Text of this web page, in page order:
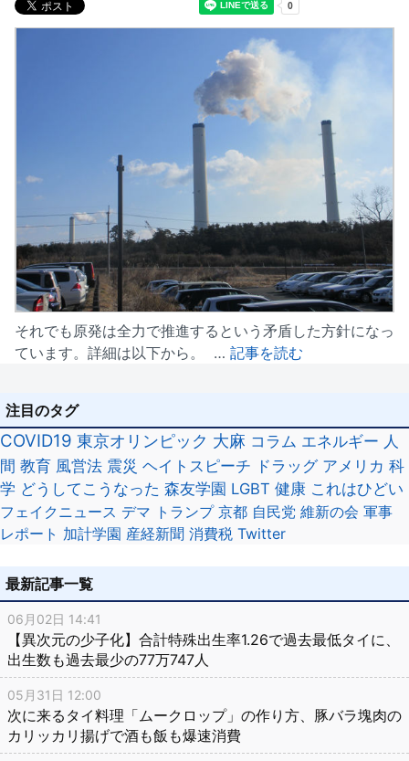
それでも原発は全力で推進するという矛盾した方針になっ
ています。詳細は以下から。 … 記事を読む
注目のタグ
COVID19 東京オリンピック 大麻 コラム エネルギー 人
間 教育 風営法 震災 ヘイトスピーチ ドラッグ アメリカ 科
学 どうしてこうなった 森友学園 LGBT 健康 これはひどい
フェイクニュース デマ トランプ 京都 自民党 維新の会 軍事
レポート 加計学園 産経新聞 消費税 Twitter
最新記事一覧
06月02日 14:41
【異次元の少子化】合計特殊出生率1.26で過去最低タイに、
出生数も過去最少の77万747人
05月31日 12:00
次に来るタイ料理「ムークロップ」の作り方、豚バラ塊肉の
カリッカリ揚げで酒も飯も爆速消費